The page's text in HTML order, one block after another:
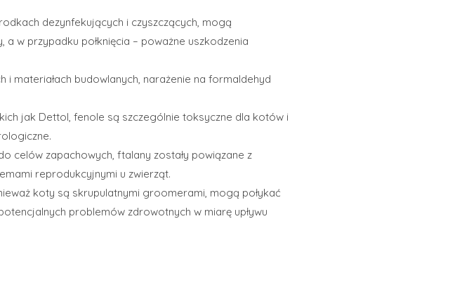
dezynfekujących i czyszczących, mogą
w przypadku połknięcia – poważne uszkodzenia
materiałach budowlanych, narażenie na formaldehyd
jak Dettol, fenole są szczególnie toksyczne dla kotów i
celów zapachowych, ftalany zostały powiązane z
reprodukcyjnymi u zwierząt.
koty są skrupulatnymi groomerami, mogą połykać
problemów zdrowotnych w miarę upływu